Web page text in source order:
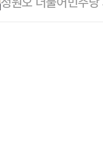
국가원수인 대통령
은 않다"며 "하지만
을 소홀히 할 생각은
북구갑 보궐선거에
시장보다 강남 재건